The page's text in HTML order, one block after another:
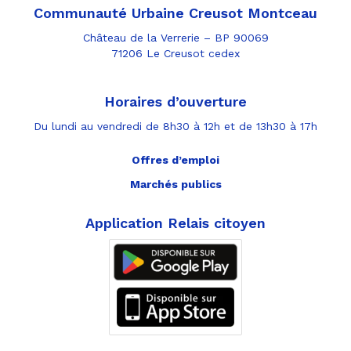
Communauté Urbaine Creusot Montceau
Château de la Verrerie – BP 90069
71206 Le Creusot cedex
Horaires d’ouverture
Du lundi au vendredi de 8h30 à 12h et de 13h30 à 17h
Offres d’emploi
Marchés publics
Application Relais citoyen